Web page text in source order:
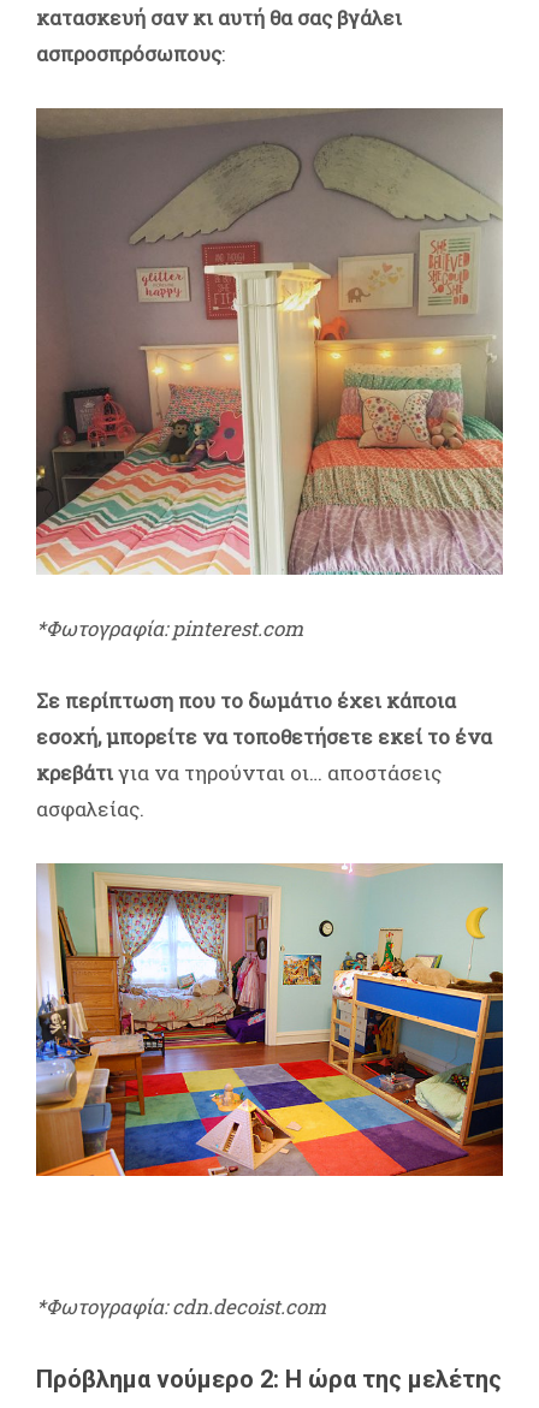
κατασκευή σαν κι αυτή θα σας βγάλει
ασπροσπρόσωπους:
*Φωτογραφία: pinterest.com
Σε περίπτωση που το δωμάτιο έχει κάποια
εσοχή, μπορείτε να τοποθετήσετε εκεί το ένα
κρεβάτιγια να τηρούνται οι… αποστάσεις
ασφαλείας.
*Φωτογραφία: cdn.decoist.com
Πρόβλημα νούμερο 2: Η ώρα της μελέτης